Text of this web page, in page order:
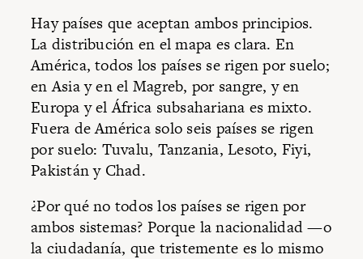
Hay países que aceptan ambos principios.
La distribución en el mapa es clara. En
América, todos los países se rigen por suelo;
en Asia y en el Magreb, por sangre, y en
Europa y el África subsahariana es mixto.
Fuera de América solo seis países se rigen
por suelo: Tuvalu, Tanzania, Lesoto, Fiyi,
Pakistán y Chad.
¿Por qué no todos los países se rigen por
ambos sistemas? Porque la nacionalidad —o
la ciudadanía, que tristemente es lo mismo